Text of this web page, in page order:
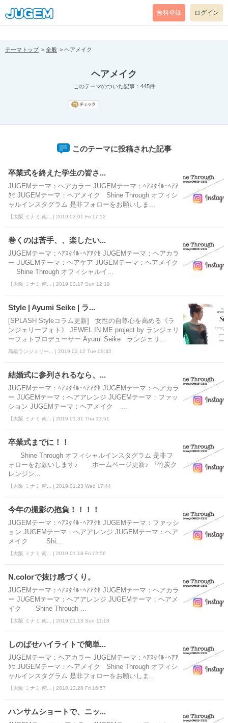
[pear_error: message="Success" code=0 mode=return level=notice
prefix="" info=""]
無料登録 ログイン
テーマトップ 全般 ヘアメイク
ヘアメイク
このテーマのついた記事：445件
このテーマに投稿された記事
卒業式を終えた学生の皆さ...
JUGEMテーマ：ヘアカラー JUGEMテーマ：ﾍｱｽﾀｲﾙ･ﾍｱｱ
ｸｾ JUGEMテーマ：ヘアメイク Shine Through オフィシ
ャルインスタグラム 是非フォローをお願いしま...
【大阪 ミナミ 南... | 2019.03.01 Fri 17:52
巻くのは苦手、、楽したい...
JUGEMテーマ：ﾍｱｽﾀｲﾙ･ﾍｱｱｸｾ JUGEMテーマ：ヘアカラ
ー JUGEMテーマ：ヘアケア JUGEMテーマ：ヘアメイク
Shine Through オフィシャルイ...
【大阪 ミナミ 南... | 2019.02.17 Sun 12:19
Style | Ayumi Seike | ラ...
[SPLASH Styleコラム更新] 女性の自尊心を高める《ラ
ンジェリーフォト》 JEWEL IN ME project by ランジェリ
ーフォトプロデューサー Ayumi Seike ランジェリ...
高級ランジェリー... | 2019.02.12 Tue 09:32
結婚式に参列されるなら、...
JUGEMテーマ：ﾍｱｽﾀｲﾙ･ﾍｱｱｸｾ JUGEMテーマ：ヘアカラ
ー JUGEMテーマ：ヘアアレンジ JUGEMテーマ：ファッ
ション JUGEMテーマ：ヘアメイク ...
【大阪 ミナミ 南... | 2019.01.31 Thu 13:51
卒業式までに！！
Shine Through オフィシャルインスタグラム 是非フ
ォローをお願いします♪ ホームページ更新♪ 『竹炭ク
レンジン...
【大阪 ミナミ 南... | 2019.01.23 Wed 17:44
今年の撮影の抱負！！！！
JUGEMテーマ：ﾍｱｽﾀｲﾙ･ﾍｱｱｸｾ JUGEMテーマ：ファッシ
ョン JUGEMテーマ：ヘアアレンジ JUGEMテーマ：ヘア
メイク Shi...
【大阪 ミナミ 南... | 2019.01.18 Fri 12:56
N.colorで抜け感づくり。
JUGEMテーマ：ﾍｱｽﾀｲﾙ･ﾍｱｱｸｾ JUGEMテーマ：ヘアカラ
ー JUGEMテーマ：ヘアアレンジ JUGEMテーマ：ヘアメ
イク Shine Through ...
【大阪 ミナミ 南... | 2019.01.13 Sun 11:18
しのばせハイライトで簡単...
JUGEMテーマ：ヘアカラー JUGEMテーマ：ﾍｱｽﾀｲﾙ･ﾍｱｱ
ｸｾ JUGEMテーマ：ヘアメイク Shine Through オフィシ
ャルインスタグラム 是非フォローをお願いしま...
【大阪 ミナミ 南... | 2018.12.28 Fri 16:57
ハンサムショートで、ニッ...